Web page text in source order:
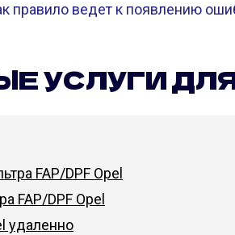
правило ведет к появлению
УСЛУГИ ДЛЯ
FAP/DPF Opel
FAP/DPF Opel
удаленно